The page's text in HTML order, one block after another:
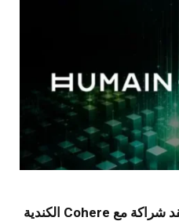
شركة Humain السعودية تعقد شراكة مع Cohere الكندية